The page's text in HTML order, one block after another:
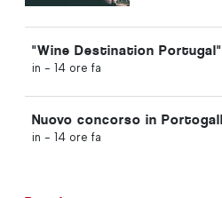
"Wine Destination
in - 14 ore fa
Nuovo concorso in
in - 14 ore fa